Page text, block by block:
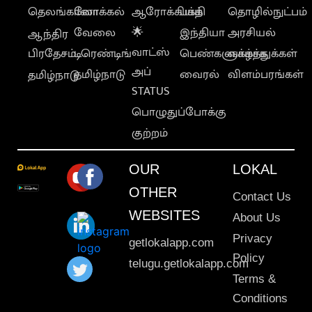
தெலங்கானா
ஆந்திர
பிரதேசம்
தமிழ்நாடு
லோக்கல்
வேலை
டிரெண்டிங்
தமிழ்நாடு
ஆரோக்கியம்
🌟
வாட்ஸ்
அப்
STATUS
பொழுதுப்போக்கு
குற்றம்
பக்தி
இந்தியா
பெண்களுக்காக
வைரல்
தொழில்நுட்பம்
அரசியல்
வாழ்த்துக்கள்
விளம்பரங்கள்
OUR
OTHER
WEBSITES
getlokalapp.com
telugu.getlokalapp.com
LOKAL
Contact Us
About Us
Privacy
Policy
Terms &
Conditions